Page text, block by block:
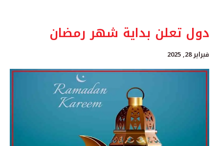
دول تعلن بداية شهر رمضان
فبراير 28, 2025